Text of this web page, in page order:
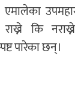
कि
पारेका छन्।